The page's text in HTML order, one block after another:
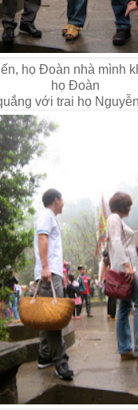
họ Đoàn nhà mình
họ Đoàn
với trai họ